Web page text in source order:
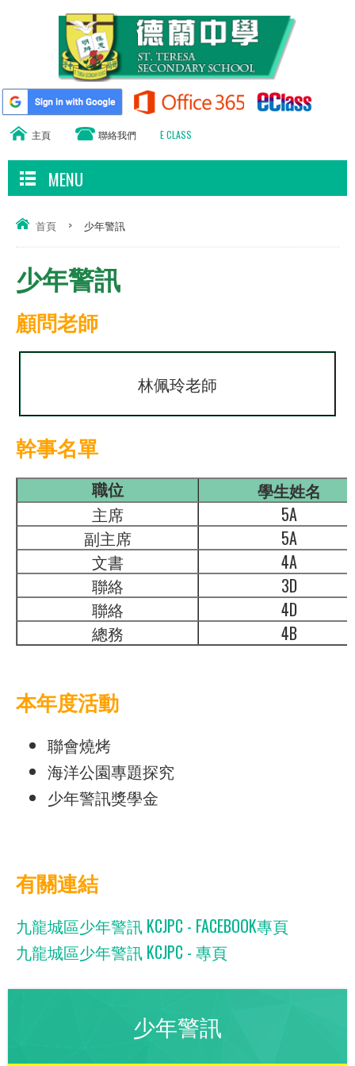
主頁 聯絡我們 E CLASS
MENU
首頁 > 少年警訊
少年警訊
顧問老師
林佩玲老師
幹事名單
職位
學生姓名
主席
5A
副主席
5A
文書
4A
聯絡
3D
聯絡
4D
總務
4B
本年度活動
聯會燒烤
海洋公園專題探究
少年警訊獎學金
有關連結
九龍城區少年警訊 KCJPC - FACEBOOK專頁
九龍城區少年警訊 KCJPC - 專頁
少年警訊